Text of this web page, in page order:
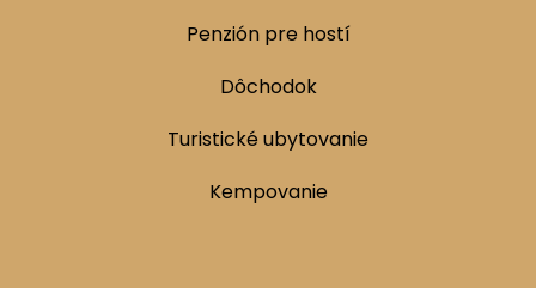
Penzión pre hostí
Dôchodok
Turistické ubytovanie
Kempovanie